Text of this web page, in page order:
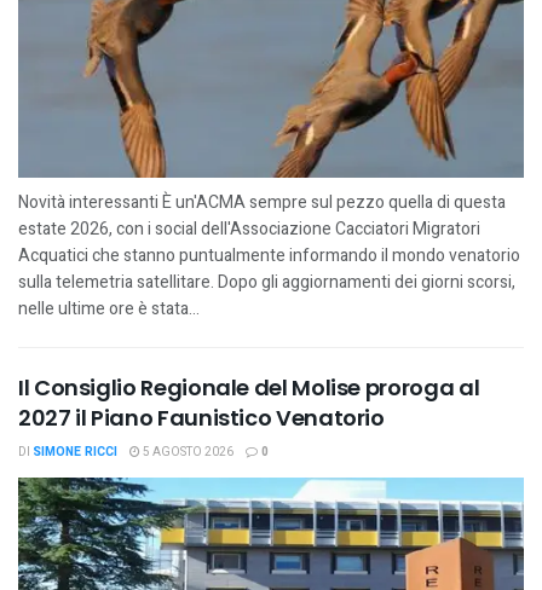
Novità interessanti È un'ACMA sempre sul pezzo quella di questa
estate 2026, con i social dell'Associazione Cacciatori Migratori
Acquatici che stanno puntualmente informando il mondo venatorio
sulla telemetria satellitare. Dopo gli aggiornamenti dei giorni scorsi,
nelle ultime ore è stata...
Il Consiglio Regionale del Molise proroga al
2027 il Piano Faunistico Venatorio
DI SIMONE RICCI 5 AGOSTO 2026 0